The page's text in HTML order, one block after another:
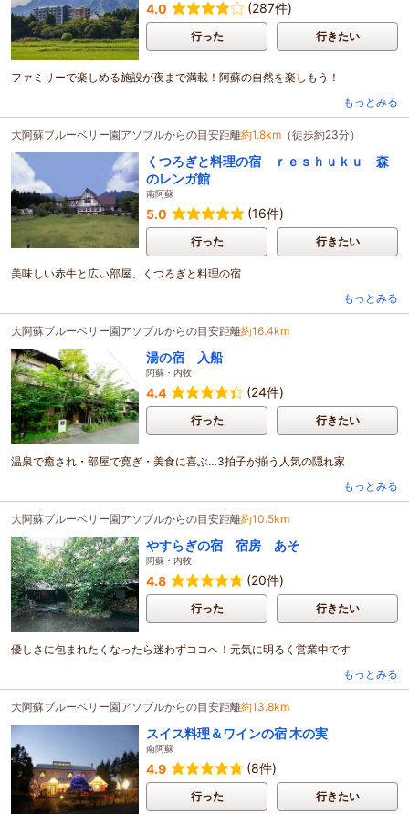
4.0 (287件)
行った 行きたい
ファミリーで楽しめる施設が夜まで満載！阿蘇の自然を楽しもう！
もっとみる
大阿蘇ブルーベリー園アソブルからの目安距離約1.8km （徒歩約23分）
くつろぎと料理の宿 ｒｅｓｈｕｋｕ 森
のレンガ館
南阿蘇
5.0 (16件)
行った 行きたい
美味しい赤牛と広い部屋、くつろぎと料理の宿
もっとみる
大阿蘇ブルーベリー園アソブルからの目安距離約16.4km
湯の宿 入船
阿蘇・内牧
4.4 (24件)
行った 行きたい
温泉で癒され・部屋で寛ぎ・美食に喜ぶ…3拍子が揃う人気の隠れ家
もっとみる
大阿蘇ブルーベリー園アソブルからの目安距離約10.5km
やすらぎの宿 宿房 あそ
阿蘇・内牧
4.8 (20件)
行った 行きたい
優しさに包まれたくなったら迷わずココへ！元気に明るく営業中です
もっとみる
大阿蘇ブルーベリー園アソブルからの目安距離約13.8km
スイス料理＆ワインの宿 木の実
南阿蘇
4.9 (8件)
行った 行きたい